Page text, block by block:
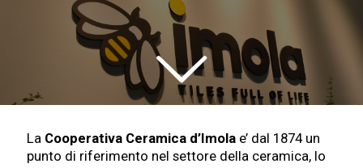
l
a
La Cooperativa Ceramica d’Imola e’ dal 1874 un
punto di riferimento nel settore della ceramica, lo